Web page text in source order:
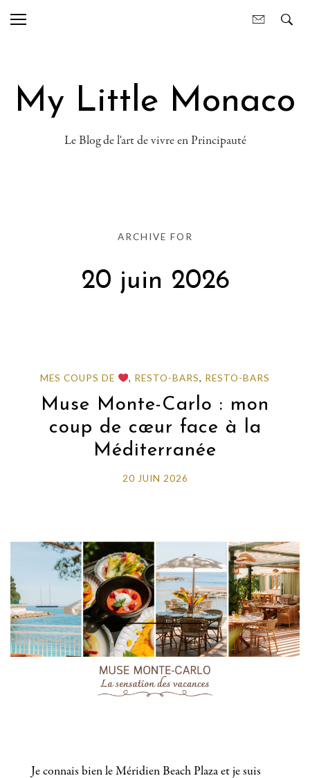
My Little Monaco
Le Blog de l'art de vivre en Principauté
ARCHIVE FOR
20 juin 2026
MES COUPS DE , RESTO-BARS, RESTO-BARS
Muse Monte-Carlo : mon
coup de cœur face à la
Méditerranée
20 JUIN 2026
Je connais bien le Méridien Beach Plaza et je suis